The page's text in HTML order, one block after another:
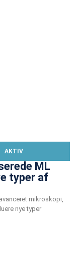
AKTIV
ML
typer af
mikroskopi,
nye typer